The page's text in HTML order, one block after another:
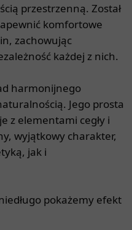
przestrzenną. Został
komfortowe
zachowując
każdej z nich.
harmonijnego
Jego prosta
z elementami cegły i
wyjątkowy charakter,
jak i
pokażemy efekt